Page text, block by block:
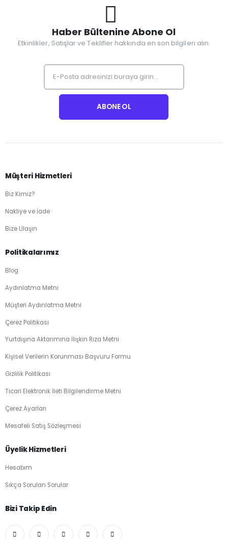
Haber Bültenine Abone Ol
Etkinlikler, Satışlar ve Teklifler hakkında en son bilgileri alın.
Müşteri Hizmetleri
Biz Kimiz?
Nakliye ve İade
Bize Ulaşın
Politikalarımız
Blog
Aydınlatma Metni
Müşteri Aydınlatma Metni
Çerez Politikası
Yurtdışına Aktarımına İlişkin Rıza Metni
Kişisel Verilerin Korunması Başvuru Formu
Gizlilik Politikası
Ticari Elektronik İleti Bilgilendirme Metni
Çerez Ayarları
Mesafeli Satış Sözleşmesi
Üyelik Hizmetleri
Hesabım
Sıkça Sorulan Sorular
Bizi Takip Edin